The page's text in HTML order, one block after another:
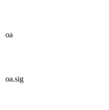
oa
oa.sig